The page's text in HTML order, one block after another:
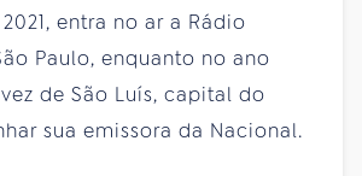
entra no ar a Rádio
Paulo, enquanto no ano
de São Luís, capital do
sua emissora da Nacional.